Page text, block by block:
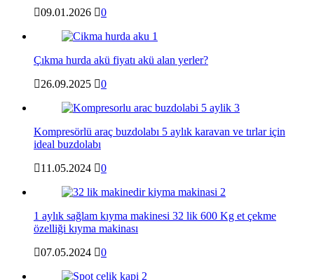
09.01.2026
0
Çıkma hurda akü fiyatı akü alan yerler?
26.09.2025
0
Kompresörlü araç buzdolabı 5 aylık karavan ve tırlar için
ideal buzdolabı
11.05.2024
0
1 aylık sağlam kıyma makinesi 32 lik 600 Kg et çekme
özelliği kıyma makinası
07.05.2024
0